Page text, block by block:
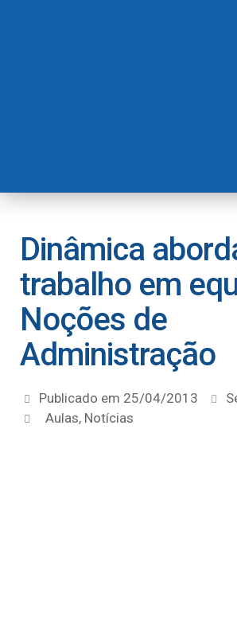
Dinâmica
trabalho em
Noções de
Administração
Publicado em 25/04/2013
Aulas, Notícias